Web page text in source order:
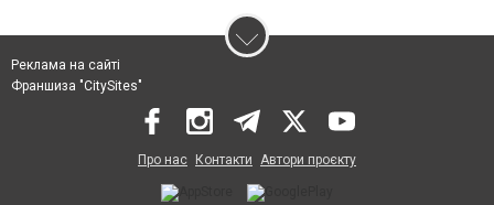
Реклама на сайті
Франшиза "CitySites"
Про нас Контакти Автори проєкту